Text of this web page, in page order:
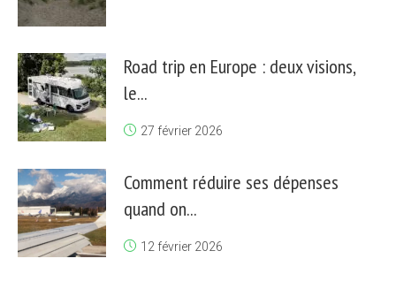
Road trip en Europe : deux visions,
le...
27 février 2026
Comment réduire ses dépenses
quand on...
12 février 2026